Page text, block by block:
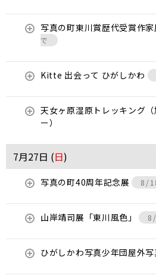
写真の町東川賞歴代受賞作
で
Kitte 出会って ひがしかわ
天女ヶ原湿原トレッキング
ー）
7月27日 (日)
写真の町40周年記念展 8/
山岸靖司展「東川風色」
ひがしかわ写真少年団屋外